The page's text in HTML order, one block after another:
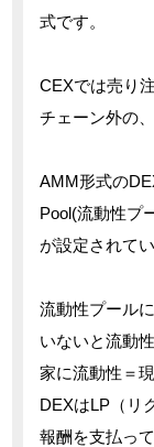
式です。
CEXでは売り
チェーン外の
AMM形式の
Pool(流動性プ
が設定されて
流動性プール
いないと流動
家に流動性＝
DEXはLP（リ
報酬を支払って